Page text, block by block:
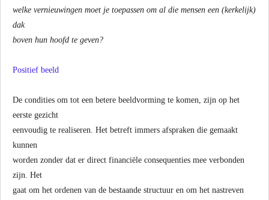
welke vernieuwingen moet je toepassen om al die mensen een (kerkelijk)
dak
boven hun hoofd te geven?
Positief beeld
De condities om tot een betere beeldvorming te komen, zijn op het
eerste gezicht
eenvoudig te realiseren. Het betreft immers afspraken die gemaakt
kunnen
worden zonder dat er direct financiële consequenties mee verbonden
zijn. Het
gaat om het ordenen van de bestaande structuur en om het nastreven